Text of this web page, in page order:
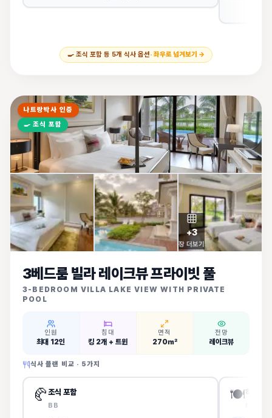
🍳 조식 포함 등 5개 식사 옵션· 좌우로 넘겨보기 →
+3
장 더보기
나트랑박사 인증
🍳 조식 포함
3베드룸 빌라 레이크뷰 프라이빗 풀
3-BEDROOM VILLA LAKE VIEW WITH PRIVATE
POOL
인원
최대 12인
침대
킹 2개 + 트윈
면적
270㎡
전망
레이크뷰
식사 플랜 비교 · 5가지
🥐 조식 포함
BB
🍽️하프보드